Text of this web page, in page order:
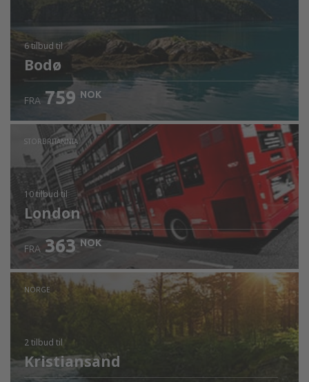
6 tilbud til
Bodø
FRA 759 NOK
STORBRITANNIA
10 tilbudtil
London
FRA 363 NOK
NORGE
2 tilbud til
Kristiansand